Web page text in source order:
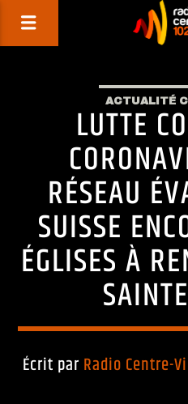
ACTUALITÉ
LUTTE
RÉSEAU
SUISSE
ÉGLISES À
Écrit par Radio Centre-